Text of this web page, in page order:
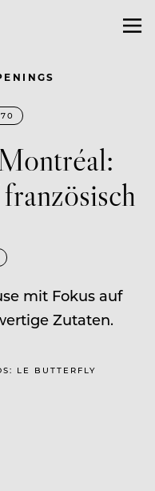
mit Fokus auf
Zutaten.
LE BUTTERFLY